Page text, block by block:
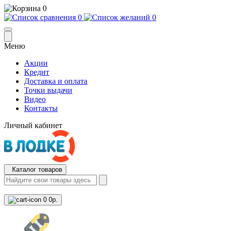
0
0
0
Меню
Акции
Кредит
Доставка и оплата
Точки выдачи
Видео
Контакты
Личный кабинет
Каталог товаров
0 0р.